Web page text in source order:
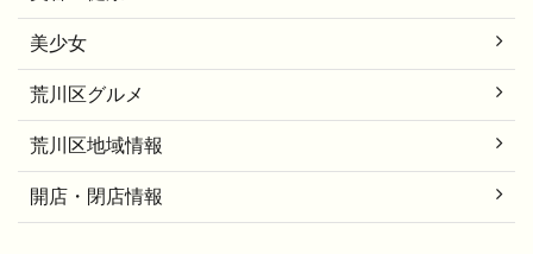
美少女
荒川区グルメ
荒川区地域情報
開店・閉店情報